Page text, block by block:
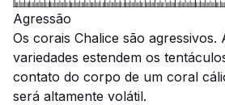
Agressão
Os corais Chalice são agressivos.
variedades estendem os
contato do corpo de um coral
será altamente volátil.